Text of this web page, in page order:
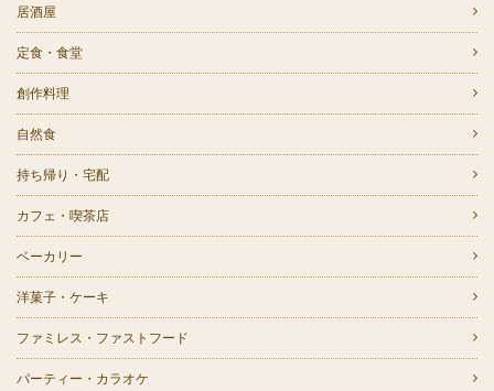
居酒屋
定食・食堂
創作料理
自然食
持ち帰り・宅配
カフェ・喫茶店
ベーカリー
洋菓子・ケーキ
ファミレス・ファストフード
パーティー・カラオケ